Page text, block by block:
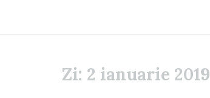
Zi: 2 ianuarie 2019